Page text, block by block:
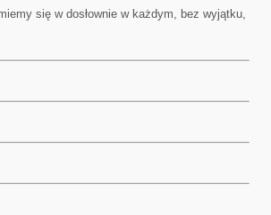
się w dosłownie w każdym, bez wyjątku,